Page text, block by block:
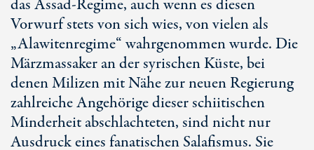
das Assad-Regime, auch wenn es diesen
Vorwurf stets von sich wies, von vielen als
„Alawitenregime“ wahrgenommen wurde. Die
Märzmassaker an der syrischen Küste, bei
denen Milizen mit Nähe zur neuen Regierung
zahlreiche Angehörige dieser schiitischen
Minderheit abschlachteten, sind nicht nur
Ausdruck eines fanatischen Salafismus. Sie